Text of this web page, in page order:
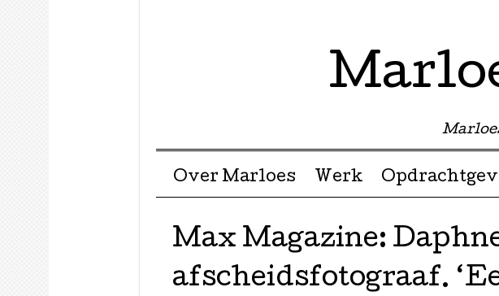
Menu ☰
Skip to content
Over Marloes Werk
Max Magazine:
afscheidsfotograaf.